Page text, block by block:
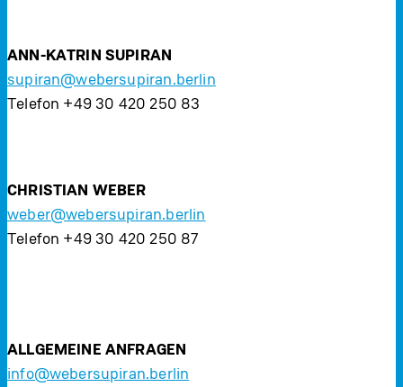
ANN-KATRIN SUPIRAN
supiran@webersupiran.berlin
Telefon +49 30 420 250 83
CHRISTIAN WEBER
weber@webersupiran.berlin
Telefon +49 30 420 250 87
ALLGEMEINE ANFRAGEN
info@webersupiran.berlin